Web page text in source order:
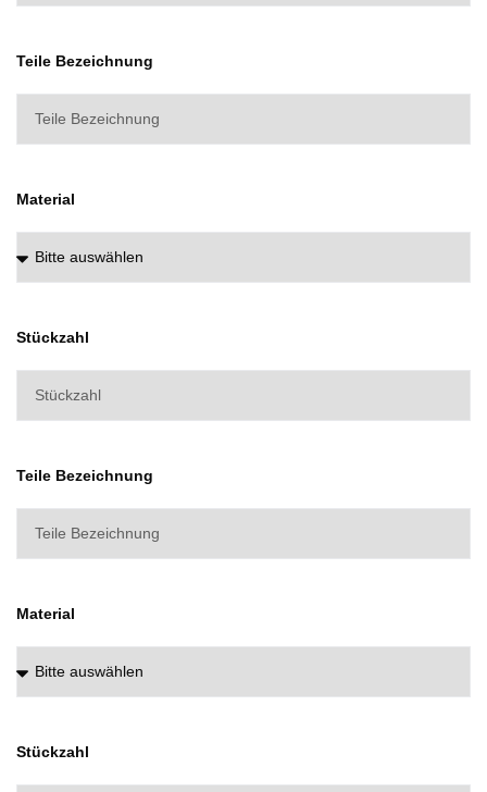
Teile Bezeichnung
Material
Stückzahl
Teile Bezeichnung
Material
Stückzahl